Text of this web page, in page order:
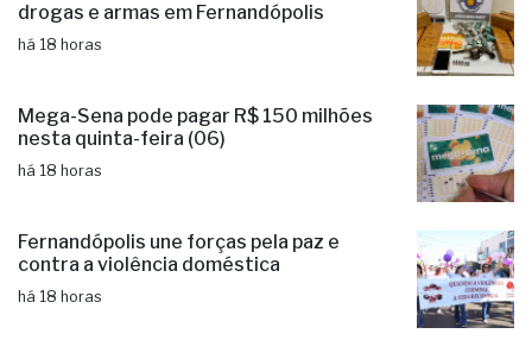
drogas e armas em Fernandópolis
há 18 horas
Mega-Sena pode pagar R$ 150 milhões
nesta quinta-feira (06)
há 18 horas
Fernandópolis une forças pela paz e
contra a violência doméstica
há 18 horas